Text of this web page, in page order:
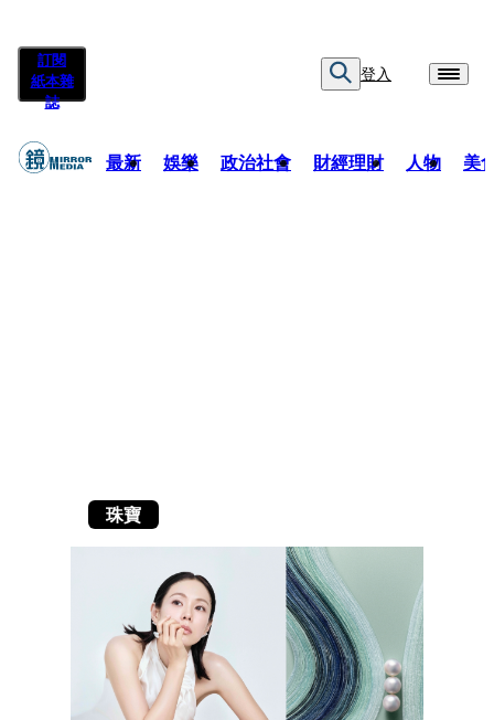
訂閱
紙本雜
誌
登入
最新 娛樂 政治社會 財經理財 人物 美
珠寶